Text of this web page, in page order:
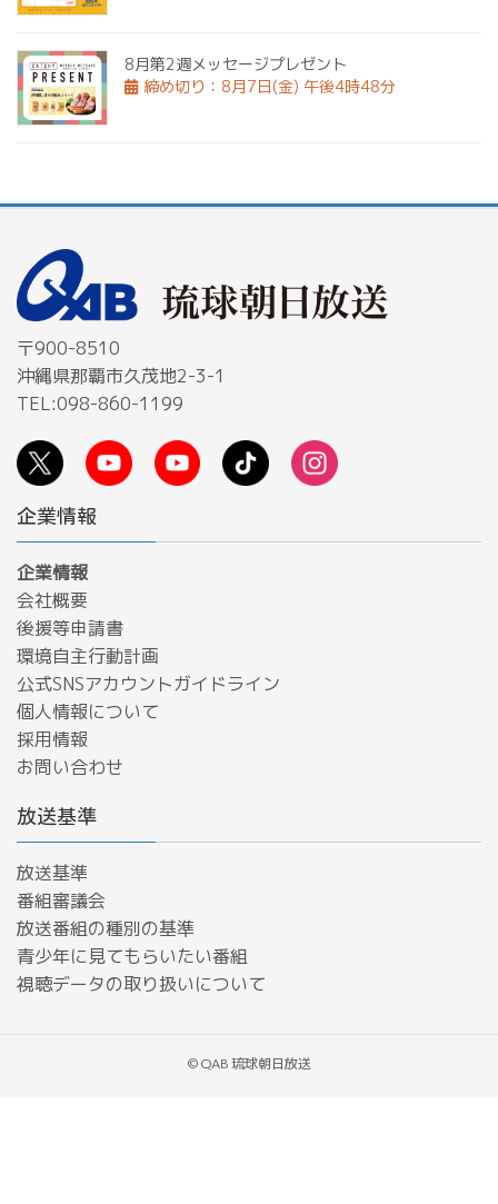
8月第2週メッセージプレゼント
締め切り：8月7日(金) 午後4時48分
〒900-8510
沖縄県那覇市久茂地2-3-1
TEL:098-860-1199
企業情報
企業情報
会社概要
後援等申請書
環境自主行動計画
公式SNSアカウントガイドライン
個人情報について
採用情報
お問い合わせ
放送基準
放送基準
番組審議会
放送番組の種別の基準
青少年に見てもらいたい番組
​視聴データの取り扱いについて
© QAB 琉球朝日放送